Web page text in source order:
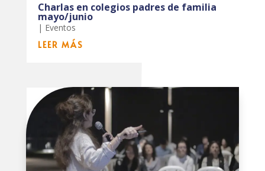
Charlas en colegios padres de familia
mayo/junio
| Eventos
LEER MÁS